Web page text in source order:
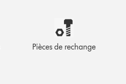
Pièces de rechange